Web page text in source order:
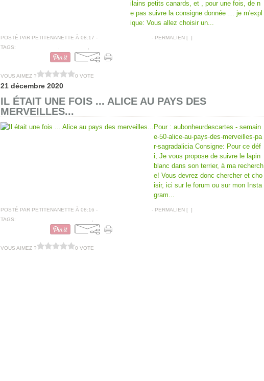
ilains petits canards, et , pour une fois, de n
e pas suivre la consigne donnée … je m'expl
ique: Vous allez choisir un...
POSTÉ PAR PETITENANETTE À 08:17 - - PERMALIEN [# ]
TAGS:
VOUS AIMEZ ? 0 VOTE
21 décembre 2020
IL ÉTAIT UNE FOIS ... ALICE AU PAYS DES
MERVEILLES...
Pour : aubonheurdescartes - semain
e-50-alice-au-pays-des-merveilles-pa
r-sagradalicia Consigne: Pour ce déf
i, Je vous propose de suivre le lapin
blanc dans son terrier, à ma recherch
e! Vous devrez donc chercher et cho
isir, ici sur le forum ou sur mon Insta
gram...
POSTÉ PAR PETITENANETTE À 08:16 - - PERMALIEN [# ]
TAGS:
VOUS AIMEZ ? 0 VOTE